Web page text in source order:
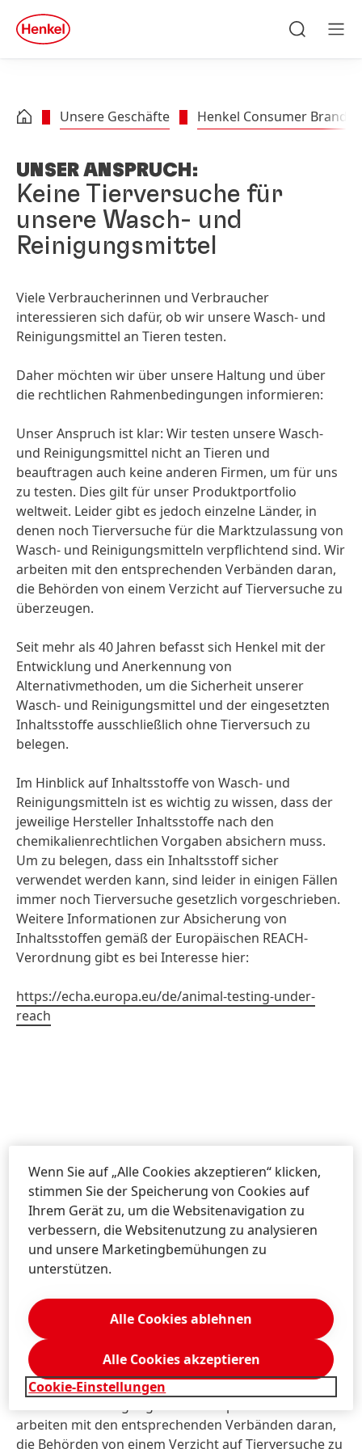
Zu Footer springen
quick
search
Unsere Geschäfte Henkel Consumer Brands
UNSER ANSPRUCH:
Keine Tierversuche für
unsere Wasch- und
Reinigungsmittel
Viele Verbraucherinnen und Verbraucher
interessieren sich dafür, ob wir unsere Wasch- und
Reinigungsmittel an Tieren testen.
Daher möchten wir über unsere Haltung und über
die rechtlichen Rahmenbedingungen informieren:
Unser Anspruch ist klar: Wir testen unsere Wasch-
und Reinigungsmittel nicht an Tieren und
beauftragen auch keine anderen Firmen, um für uns
zu testen. Dies gilt für unser Produktportfolio
weltweit. Leider gibt es jedoch einzelne Länder, in
denen noch Tierversuche für die Marktzulassung von
Wasch- und Reinigungsmitteln verpflichtend sind. Wir
arbeiten mit den entsprechenden Verbänden daran,
die Behörden von einem Verzicht auf Tierversuche zu
überzeugen.
Seit mehr als 40 Jahren befasst sich Henkel mit der
Entwicklung und Anerkennung von
Alternativmethoden, um die Sicherheit unserer
Wasch- und Reinigungsmittel und der eingesetzten
Inhaltsstoffe ausschließlich ohne Tierversuch zu
belegen.
Im Hinblick auf Inhaltsstoffe von Wasch- und
Reinigungsmitteln ist es wichtig zu wissen, dass der
jeweilige Hersteller Inhaltsstoffe nach den
chemikalienrechtlichen Vorgaben absichern muss.
Um zu belegen, dass ein Inhaltsstoff sicher
verwendet werden kann, sind leider in einigen Fällen
immer noch Tierversuche gesetzlich vorgeschrieben.
Weitere Informationen zur Absicherung von
Inhaltsstoffen gemäß der Europäischen REACH-
Verordnung gibt es bei Interesse hier:
https://echa.europa.eu/de/animal-testing-under-
reach
Häufig gestellte Fragen:
Gilt Ihr Anspruch für Ihre Wasch- und
Reinigungsmittel weltweit?
und Reinigungsmittel nicht an Tieren und
beauftragen auch keine anderen Firmen, um für uns
zu testen. Dies gilt für unser Produktangebot
weltweit. Leider gibt es jedoch einzelne Länder, in
denen noch Tierversuche für die Marktzulassung von
arbeiten mit den entsprechenden Verbänden daran,
die Behörden von einem Verzicht auf Tierversuche zu
Wenn Sie auf „Alle Cookies akzeptieren“ klicken,
stimmen Sie der Speicherung von Cookies auf
Ihrem Gerät zu, um die Websitenavigation zu
verbessern, die Websitenutzung zu analysieren
und unsere Marketingbemühungen zu
unterstützen.
Cookie-Einstellungen
Alle Cookies ablehnen
Alle Cookies akzeptieren